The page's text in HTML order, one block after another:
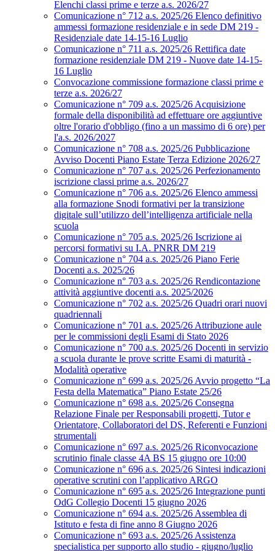
Elenchi classi prime e terze a.s. 2026/27
Comunicazione n° 712 a.s. 2025/26 Elenco definitivo
ammessi formazione residenziale e in sede DM 219 -
Residenziale date 14-15-16 Luglio
Comunicazione n° 711 a.s. 2025/26 Rettifica date
formazione residenziale DM 219 - Nuove date 14-15-
16 Luglio
Convocazione commissione formazione classi prime e
terze a.s. 2026/27
Comunicazione n° 709 a.s. 2025/26 Acquisizione
formale della disponibilità ad effettuare ore aggiuntive
oltre l'orario d'obbligo (fino a un massimo di 6 ore) per
l'a.s. 2026/2027
Comunicazione n° 708 a.s. 2025/26 Pubblicazione
Avviso Docenti Piano Estate Terza Edizione 2026/27
Comunicazione n° 707 a.s. 2025/26 Perfezionamento
iscrizione classi prime a.s. 2026/27
Comunicazione n° 706 a.s. 2025/26 Elenco ammessi
alla formazione Snodi formativi per la transizione
digitale sull’utilizzo dell’intelligenza artificiale nella
scuola
Comunicazione n° 705 a.s. 2025/26 Iscrizione ai
percorsi formativi su I.A. PNRR DM 219
Comunicazione n° 704 a.s. 2025/26 Piano Ferie
Docenti a.s. 2025/26
Comunicazione n° 703 a.s. 2025/26 Rendicontazione
attività aggiuntive docenti a.s. 2025/2026
Comunicazione n° 702 a.s. 2025/26 Quadri orari nuovi
quadriennali
Comunicazione n° 701 a.s. 2025/26 Attribuzione aule
per le commissioni degli Esami di Stato 2026
Comunicazione n° 700 a.s. 2025/26 Docenti in servizio
a scuola durante le prove scritte Esami di maturità -
Modalità operative
Comunicazione n° 699 a.s. 2025/26 Avvio progetto “La
Festa della Matematica” Piano Estate 25/26
Comunicazione n° 698 a.s. 2025/26 Consegna
Relazione Finale per Responsabili progetti, Tutor e
Orientatore, Collaboratori del DS, Referenti e Funzioni
strumentali
Comunicazione n° 697 a.s. 2025/26 Riconvocazione
scrutinio finale classe 4A BS 15 giugno ore 10:00
Comunicazione n° 696 a.s. 2025/26 Sintesi indicazioni
operative scrutini con l’applicativo ARGO
Comunicazione n° 695 a.s. 2025/26 Integrazione punti
OdG Collegio Docenti 15 giugno 2026
Comunicazione n° 694 a.s. 2025/26 Assemblea di
Istituto e festa di fine anno 8 Giugno 2026
Comunicazione n° 693 a.s. 2025/26 Assistenza
specialistica per supporto allo studio - giugno/luglio